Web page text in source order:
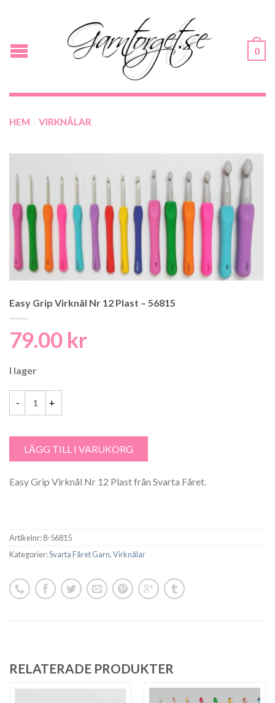
0
HEM / VIRKNÅLAR
Easy Grip Virknål Nr 12 Plast – 56815
79.00 kr
I lager
LÄGG TILL I VARUKORG
Easy Grip Virknål Nr 12 Plast från Svarta Fåret.
Artikelnr:8-56815
Kategorier:Svarta Fåret Garn,Virknålar
RELATERADE PRODUKTER